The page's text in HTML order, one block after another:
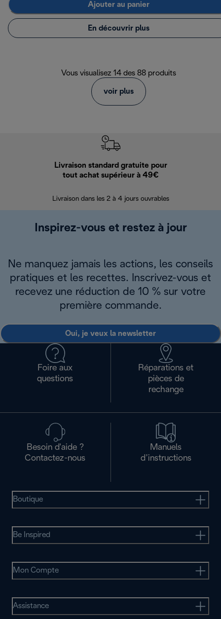
Ajouter au panier
En découvrir plus
Vous visualisez 14 des 88 produits
voir plus
Livraison standard gratuite pour
tout achat supérieur à 49€
Livraison dans les 2 à 4 jours ouvrables
Inspirez-vous et restez à jour
Ne manquez jamais les actions, les conseils
pratiques et les recettes. Inscrivez-vous et
recevez une réduction de 10 % sur votre
première commande.
Oui, je veux la newsletter
Foire aux
questions
Réparations et
pièces de
rechange
Besoin d'aide ?
Contactez-nous
Manuels
d’instructions
Boutique
Be Inspired
Mon Compte
Assistance